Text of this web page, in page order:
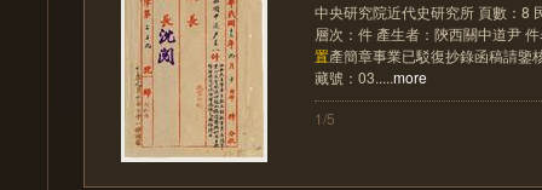
中央研究院近代史研究所 頁數：8
層次：件 產生者：陝西關中道尹
置產簡章事業已駁復抄錄函稿請鑒
藏號：03.....more
1/5